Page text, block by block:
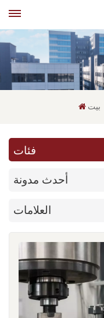
بيت
فئات
أحدث مدونة
العلامات